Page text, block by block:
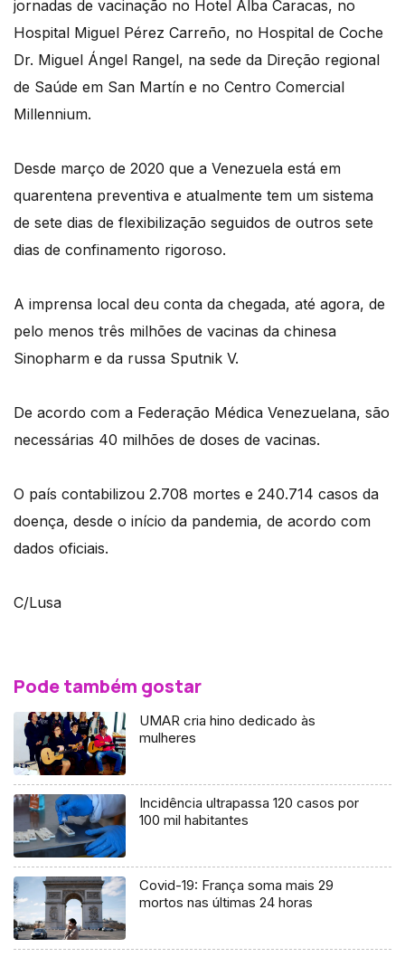
jornadas de vacinação no Hotel Alba Caracas, no
Hospital Miguel Pérez Carreño, no Hospital de Coche
Dr. Miguel Ángel Rangel, na sede da Direção regional
de Saúde em San Martín e no Centro Comercial
Millennium.
Desde março de 2020 que a Venezuela está em
quarentena preventiva e atualmente tem um sistema
de sete dias de flexibilização seguidos de outros sete
dias de confinamento rigoroso.
A imprensa local deu conta da chegada, até agora, de
pelo menos três milhões de vacinas da chinesa
Sinopharm e da russa Sputnik V.
De acordo com a Federação Médica Venezuelana, são
necessárias 40 milhões de doses de vacinas.
O país contabilizou 2.708 mortes e 240.714 casos da
doença, desde o início da pandemia, de acordo com
dados oficiais.
C/Lusa
Pode também gostar
UMAR cria hino dedicado às
mulheres
Incidência ultrapassa 120 casos por
100 mil habitantes
Covid-19: França soma mais 29
mortos nas últimas 24 horas